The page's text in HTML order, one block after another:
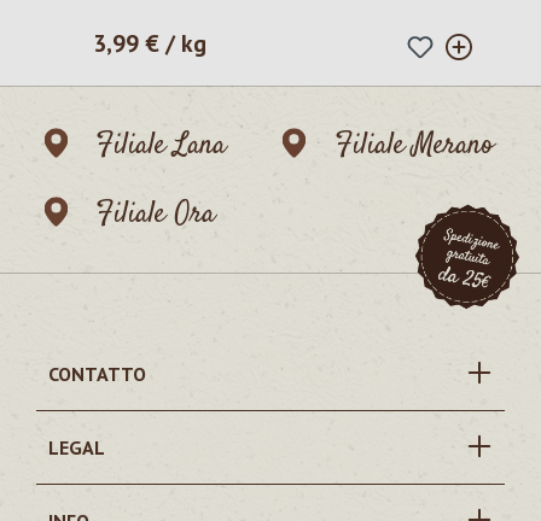
Prezzo normale:
3,99 € / kg
Filiale Lana
Filiale Merano
Filiale Ora
CONTATTO
LEGAL